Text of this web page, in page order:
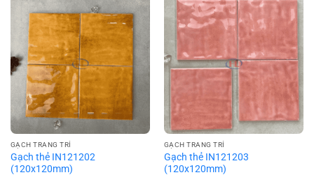
GẠCH TRANG TRÍ
Gạch thẻ IN121202
(120x120mm)
GẠCH TRANG TRÍ
Gạch thẻ IN121203
(120x120mm)